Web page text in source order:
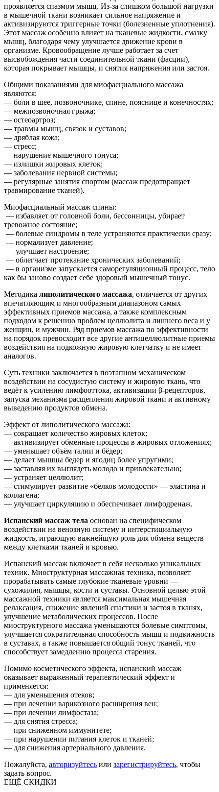
проявляется спазмом мышц. Из-за слишком большой нагрузки
в мышечной ткани возникает сильное напряжение и
активизируются триггерные точки (болезненные уплотнения).
Этот массаж особенно влияет на тканевые жидкости, смазку
мышц, благодаря чему улучшается движение крови в
организме. Кровообращение лучше работает за счет
высвобождения части соединительной ткани (фасции),
которая покрывает мышцы, и снятия напряжения или застоя.
Общими показаниями для миофасциального массажа
являются:
— боли в шее, позвоночнике, спине, пояснице и конечностях;
— межпозвоночная грыжа;
— остеоартроз;
— травмы мышц, связок и суставов;
— дряблая кожа;
— стресс;
— нарушение мышечного тонуса;
— излишки жировых клеток;
— заболевания нервной системы;
— регулярные занятия спортом (массаж предотвращает
травмирование тканей).
Миофасциальный массаж спины:
— избавляет от головной боли, бессонницы, убирает
тревожное состояние;
— болевые синдромы в теле устраняются практически сразу;
— нормализует давление;
— улучшает настроение;
— облегчает протекание хронических заболеваний;
— в организме запускается саморегуляционный процесс, тело
как бы заново создает себе здоровый мышечный тонус.
Методика липолитического массажа, отличается от других
впечатляющим и многообразным диапазоном самых
эффективных приемов массажа, а также комплексным
подходом к решению проблем целлюлита и лишнего веса и у
женщин, и мужчин. Ряд приемов массажа по эффективности
на порядок превосходит все другие антицеллюлитные приемы
воздействия на подкожную жировую клетчатку и не имеет
аналогов.
Суть техники заключается в поэтапном механическом
воздействии на сосудистую систему и жировую ткань, что
ведёт к усилению лимфооттока, активизации β-рецепторов,
запуска механизма расщепления жировой ткани и активному
выведению продуктов обмена.
Эффект от липолитического массажа:
— сокращает количество жировых клеток;
— активизирует обменные процессы в жировых отложениях;
— уменьшает объём талии и бёдер;
— делает мышцы бедер и ягодиц более упругими;
— заставляя их выглядеть молодо и привлекательно;
— устраняет целлюлит;
— стимулирует развитие «белков молодости» — эластина и
коллагена;
— улучшает циркуляцию и обеспечивает лимфодренаж.
Испанский массаж тела основан на специфическом
воздействии на венозную систему и интерстициальную
жидкость, играющую важнейшую роль для обмена веществ
между клетками тканей и кровью.
Испанский массаж включает в себя несколько уникальных
техник. Миоструктурная массажная техника, позволяет
прорабатывать самые глубокие тканевые уровни —
сухожилия, мышцы, кости и суставы. Основной целью этой
массажной техники является максимальная мышечная
релаксация, снижение явлений спастики и застоя в тканях,
улучшение метаболических процессов. После
миоструктурного массажа уменьшаются болевые симптомы,
улучшается сократительная способность мышц и подвижность
в суставах, а также повышается общий тонус тканей, что
способствует замедлению процесса старения.
Помимо косметического эффекта, испанский массаж
оказывает выраженный терапевтический эффект и
применяется:
— для уменьшения отеков;
— при лечении варикозного расширения вен;
— при лечении лимфостаза;
— для снятия стресса;
— при сниженном иммунитете;
— при нарушении питания клеток и тканей;
— для снижения артериального давления.
Пожалуйста, авторизуйтесь или зарегистрируйтесь, чтобы
задать вопрос.
ЕЩЁ СКИДКИ